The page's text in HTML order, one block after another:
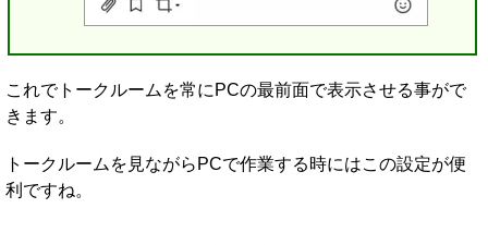
これでトークルームを常にPCの最前面で表示させる事がで
きます。
トークルームを見ながらPCで作業する時にはこの設定が便
利ですね。